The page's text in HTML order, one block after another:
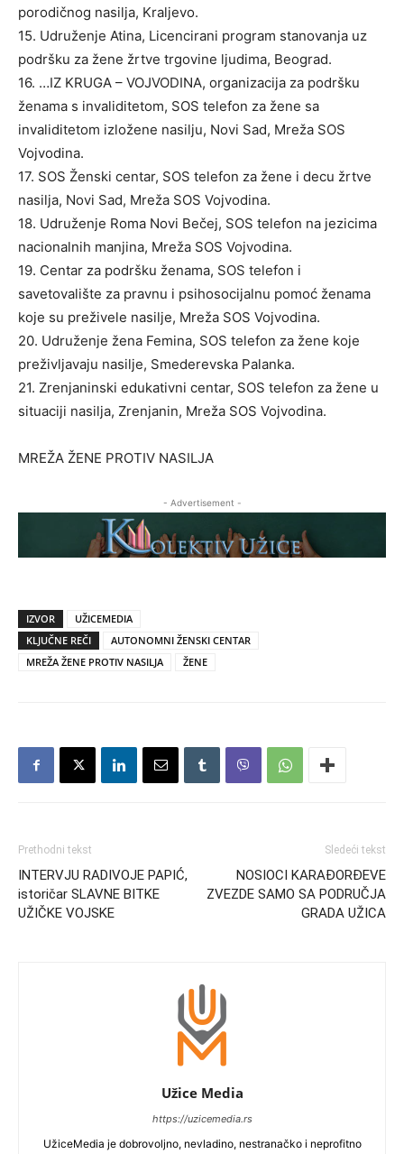
porodičnog nasilja, Kraljevo.
15. Udruženje Atina, Licencirani program stanovanja uz
podršku za žene žrtve trgovine ljudima, Beograd.
16. …IZ KRUGA – VOJVODINA, organizacija za podršku
ženama s invaliditetom, SOS telefon za žene sa
invaliditetom izložene nasilju, Novi Sad, Mreža SOS
Vojvodina.
17. SOS Ženski centar, SOS telefon za žene i decu žrtve
nasilja, Novi Sad, Mreža SOS Vojvodina.
18. Udruženje Roma Novi Bečej, SOS telefon na jezicima
nacionalnih manjina, Mreža SOS Vojvodina.
19. Centar za podršku ženama, SOS telefon i
savetovalište za pravnu i psihosocijalnu pomoć ženama
koje su preživele nasilje, Mreža SOS Vojvodina.
20. Udruženje žena Femina, SOS telefon za žene koje
preživljavaju nasilje, Smederevska Palanka.
21. Zrenjaninski edukativni centar, SOS telefon za žene u
situaciji nasilja, Zrenjanin, Mreža SOS Vojvodina.
MREŽA ŽENE PROTIV NASILJA
- Advertisement -
IZVOR
UŽICEMEDIA
KLJUČNE REČI
AUTONOMNI ŽENSKI CENTAR
MREŽA ŽENE PROTIV NASILJA
ŽENE
Prethodni tekst
INTERVJU RADIVOJE PAPIĆ,
istoričar SLAVNE BITKE
UŽIČKE VOJSKE
Sledeći tekst
NOSIOCI KARAĐORĐEVE
ZVEZDE SAMO SA PODRUČJA
GRADA UŽICA
Užice Media
https://uzicemedia.rs
UžiceMedia je dobrovoljno, nevladino, nestranačko i neprofitno